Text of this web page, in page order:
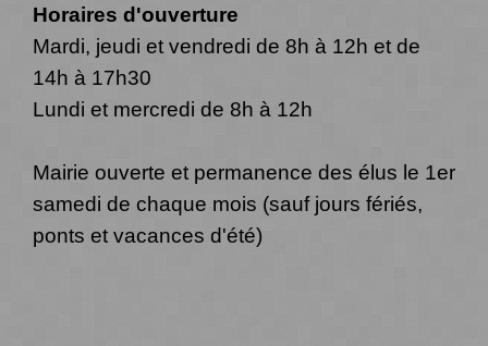
Horaires d'ouverture
Mardi, jeudi et vendredi de 8h à 12h et de
14h à 17h30
Lundi et mercredi de 8h à 12h
Mairie ouverte et permanence des élus le 1er
samedi de chaque mois (sauf jours fériés,
ponts et vacances d'été)